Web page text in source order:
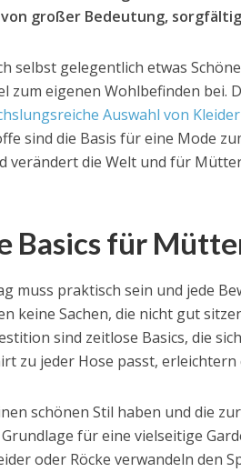
großer Bedeutung,
selbst gelegentlich etwas
zum eigenen Wohlbefinden bei.
Auswahl von
sind die Basis für eine Mode
verändert die Welt und für
Basics für
muss praktisch sein und jede
keine Sachen, die nicht gut
sind zeitlose Basics, die
zu jeder Hose passt, erleichtern
schönen Stil haben und die
für eine vielseitige
oder Röcke verwandeln